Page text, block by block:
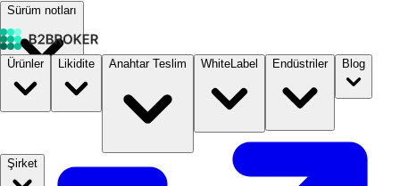
Sürüm notları
Dokümantasyon Fiyatlandırma B2STORE
Ürünler Likidite Anahtar Teslim WhiteLabel Endüstriler Blog
Şirket